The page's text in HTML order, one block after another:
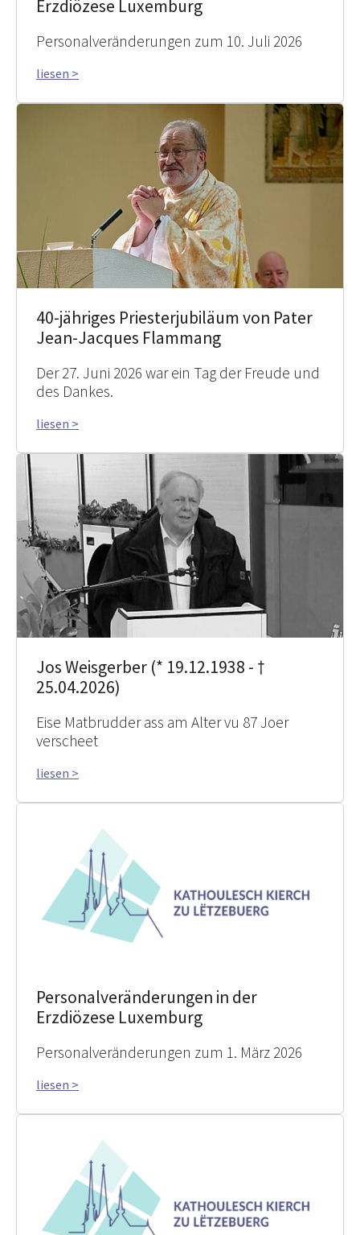
Erzdiözese Luxemburg
Personalveränderungen zum 10. Juli 2026
liesen >
40-jähriges Priesterjubiläum von Pater
Jean-Jacques Flammang
Der 27. Juni 2026 war ein Tag der Freude und
des Dankes.
liesen >
Jos Weisgerber (* 19.12.1938 - †
25.04.2026)
Eise Matbrudder ass am Alter vu 87 Joer
verscheet
liesen >
Personalveränderungen in der
Erzdiözese Luxemburg
Personalveränderungen zum 1. März 2026
liesen >